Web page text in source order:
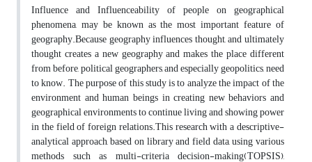
Influence and Influenceability of people on geographical
phenomena, may be known as the most important feature of
geography.Because geography influences thought, and ultimately
thought creates a new geography and makes the place different
from before, political geographers, and especially geopolitics, need
to know. The purpose of this study is to analyze the impact of the
environment and human beings in creating new behaviors and
geographical environments to continue living and showing power
in the field of foreign relations.This research with a descriptive-
analytical approach, based on library and field data, using various
methods such as multi-criteria decision-making(TOPSIS),